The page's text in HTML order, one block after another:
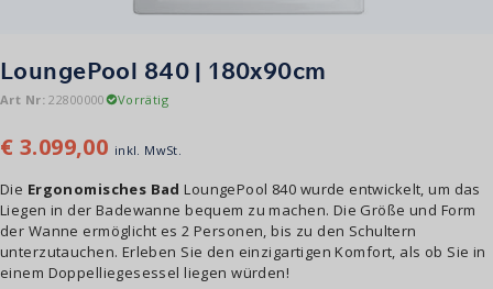
LoungePool 840 | 180x90cm
Art Nr: 22800000 Vorrätig
€ 3.099,00 inkl. MwSt.
Die Ergonomisches Bad LoungePool 840 wurde entwickelt, um das
Liegen in der Badewanne bequem zu machen. Die Größe und Form
der Wanne ermöglicht es 2 Personen, bis zu den Schultern
unterzutauchen. Erleben Sie den einzigartigen Komfort, als ob Sie in
einem Doppelliegesessel liegen würden!